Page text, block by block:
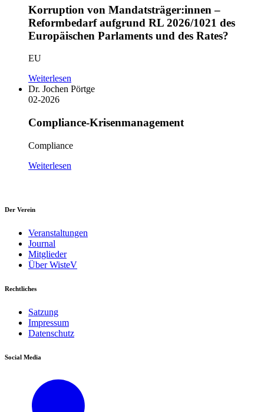
Korruption von Mandatsträger:innen –
Reformbedarf aufgrund RL 2026/1021 des
Europäischen Parlaments und des Rates?
EU
Weiterlesen
Dr. Jochen Pörtge
02-2026
Compliance-Krisenmanagement
Compliance
Weiterlesen
Der Verein
Veranstaltungen
Journal
Mitglieder
Über WisteV
Rechtliches
Satzung
Impressum
Datenschutz
Social Media